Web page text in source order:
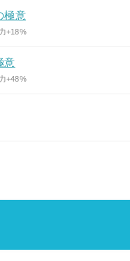
極意
+18%
意
+48%